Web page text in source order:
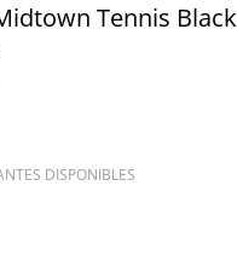
Tennis Black
DISPONIBLES